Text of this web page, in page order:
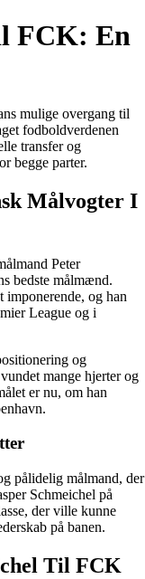
FCK: En
mulige overgang til
fodboldverdenen
transfer og
begge parter.
Målvogter I
Peter
bedste målmænd.
og han
League og i
og
mange hjerter og
er nu, om han
pålidelig målmand, der
Schmeichel på
der ville kunne
på banen.
Til FCK